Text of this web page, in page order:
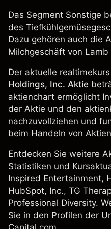
Das Segment Sonstige
des
Dazu gehören auch die
Milchgeschäft von Lamb
Der aktuelle
Holdings, Inc. Aktie
aktienchart ermöglicht
der Aktie und den
nachzuvollziehen und
beim Handeln von
Entdecken Sie weitere
Statistiken und
Inspired Entertainment,
HubSpot, Inc., TG
Professional Diversity.
Sie in den Profilen der